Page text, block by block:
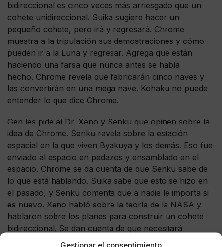
Gestionar el consentimiento
bidireccional es cinco veces más arriesgado que un
cohete unidireccional. Suika sugiere hacer un
pequeño cohete, pero irá y regresará. Chrome
muestra a la tripulación sus demostraciones y cómo
pueden ir a la Luna y regresar. Agrega que están
haciendo una farsa que nunca antes se había
hecho. Chrome revela que fabricarán cinco naves y
las convertirán en una mega nave. Kohaku no puede
entender lo que dice Chrome.
Gen les pide al Dr. Xeno y Senku que opinen sobre la
idea de Chrome. Senku revela sobre la estación
espacial en la que viven Byakuya y los demás. Eso fue
enviado al espacio en pedazos y ensamblado en el
espacio. Chrome se da cuenta de que Senku sabe de
lo que está hablando. Suika sabe que esto se hizo en
el pasado, y Senku comenta que a nadie le importa si
es nuevo. Xeno habló sobre la teoría de la NASA y
hablaron sobre los planes para construir un cohete
bidireccional. Se dan cuenta de que necesitará
muchos materiales.